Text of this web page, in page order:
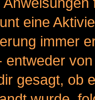
eine
immer
entweder
gesagt, ob